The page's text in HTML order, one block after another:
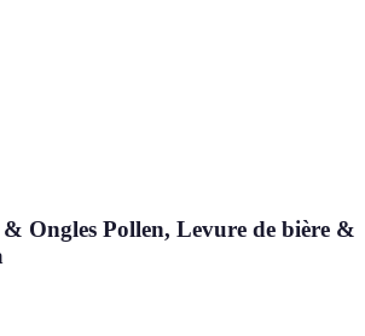
& Ongles Pollen, Levure de bière &